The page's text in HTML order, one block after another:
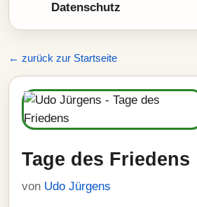
Datenschutz
← zurück zur Startseite
Tage des Friedens
von Udo Jürgens